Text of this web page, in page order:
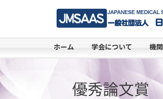
ン
ス
キ
ー
ン
に
ホーム 学会について 機
優秀論文賞